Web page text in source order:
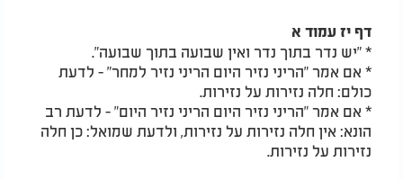
דף יז עמוד א
* "יש נדר בתוך נדר ואין שבועה בתוך שבועה".
* אם אמר "הריני נזיר היום הריני נזיר למחר" - לדעת
כולם: חלה נזירות על נזירות.
* אם אמר "הריני נזיר היום הריני נזיר היום" - לדעת רב
הונא: אין חלה נזירות על נזירות, ולדעת שמואל: כן חלה
נזירות על נזירות.